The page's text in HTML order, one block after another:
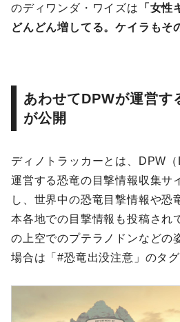
のディワンダ・ワイズは
「女
どんどん増してる。ケイラもそ
あわせてDPWが運営す
が公開
ディノトラッカーとは、DPW
運営する恐竜の目撃情報収集サ
し、世界中の恐竜目撃情報や恐
本各地での目撃情報も投稿され
の上空でのプテラノドンなどの
場合は「#恐竜出没注意」のタ